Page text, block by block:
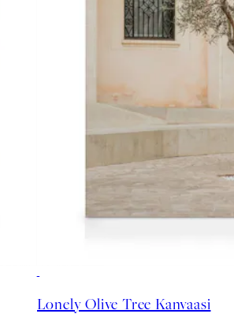
Lonely Olive Tree Kanvaasi